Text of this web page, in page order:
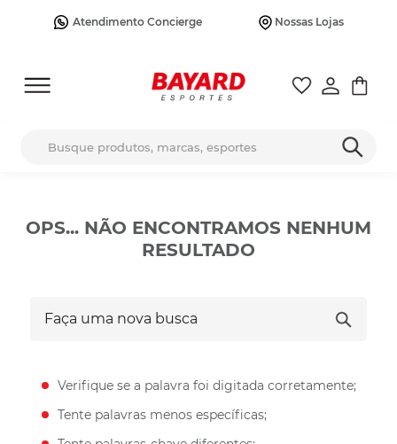
Atendimento Concierge Nossas Lojas
OPS... NÃO ENCONTRAMOS NENHUM
RESULTADO
Verifique se a palavra foi digitada corretamente;
Tente palavras menos específicas;